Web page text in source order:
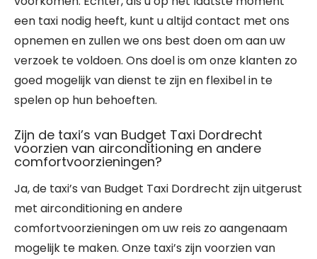
een taxi nodig heeft, kunt u altijd contact met ons
opnemen en zullen we ons best doen om aan uw
verzoek te voldoen. Ons doel is om onze klanten zo
goed mogelijk van dienst te zijn en flexibel in te
spelen op hun behoeften.
Zijn de taxi’s van Budget Taxi Dordrecht
voorzien van airconditioning en andere
comfortvoorzieningen?
Ja, de taxi’s van Budget Taxi Dordrecht zijn uitgerust
met airconditioning en andere
comfortvoorzieningen om uw reis zo aangenaam
mogelijk te maken. Onze taxi’s zijn voorzien van